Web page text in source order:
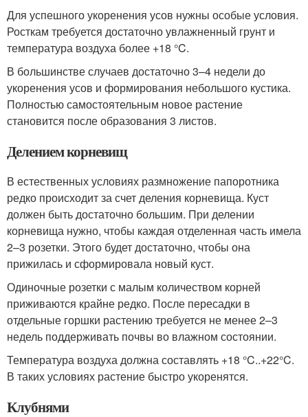
Для успешного укоренения усов нужны особые условия.
Росткам требуется достаточно увлажненный грунт и
температура воздуха более +18 °C.
В большинстве случаев достаточно 3–4 недели до
укоренения усов и формирования небольшого кустика.
Полностью самостоятельным новое растение
становится после образования 3 листов.
Делением корневищ
В естественных условиях размножение папоротника
редко происходит за счет деления корневища. Куст
должен быть достаточно большим. При делении
корневища нужно, чтобы каждая отделенная часть имела
2–3 розетки. Этого будет достаточно, чтобы она
прижилась и сформировала новый куст.
Одиночные розетки с малым количеством корней
приживаются крайне редко. После пересадки в
отдельные горшки растению требуется не менее 2–3
недель поддерживать почвы во влажном состоянии.
Температура воздуха должна составлять +18 °C..+22°C.
В таких условиях растение быстро укоренятся.
Клубнями